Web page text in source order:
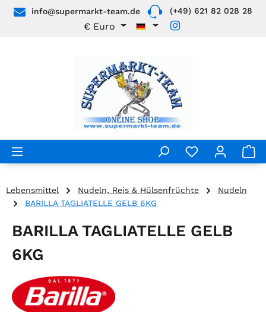
Zum Hauptinhalt springen
info@supermarkt-team.de (+49) 621 82 028 28
€ Euro
Lebensmittel Nudeln, Reis & Hülsenfrüchte
Nudeln
BARILLA TAGLIATELLE GELB 6KG
BARILLA TAGLIATELLE GELB
6KG